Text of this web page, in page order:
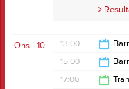
Samlingstid:18:00
Resultat och
10
Ons 13:00
17:00
15:00
17:00